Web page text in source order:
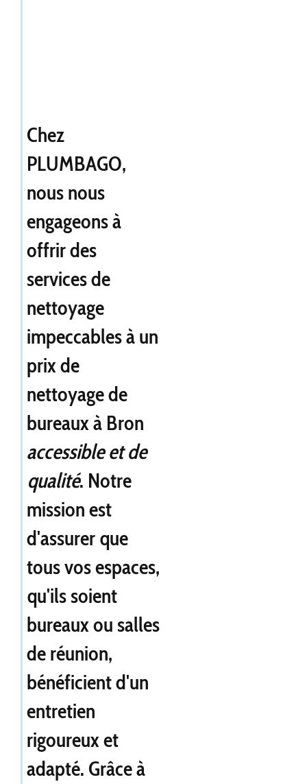
Chez
PLUMBAGO,
nous nous
engageons à
offrir des
services de
nettoyage
impeccables à un
prix de
nettoyage de
bureaux à Bron
accessible et de
qualité. Notre
mission est
d'assurer que
tous vos espaces,
qu'ils soient
bureaux ou salles
de réunion,
bénéficient d'un
entretien
rigoureux et
adapté. Grâce à